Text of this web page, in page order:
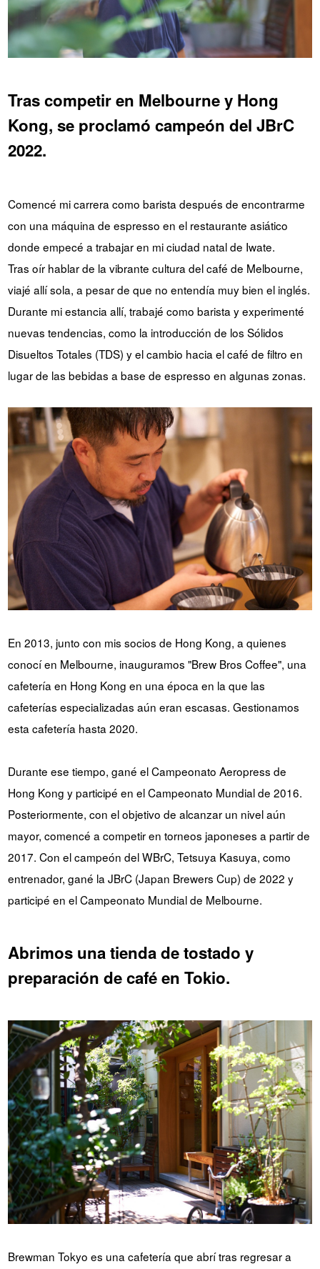
Tras competir en Melbourne y Hong
Kong, se proclamó campeón del JBrC
2022.
Comencé mi carrera como barista después de encontrarme
con una máquina de espresso en el restaurante asiático
donde empecé a trabajar en mi ciudad natal de Iwate.
Tras oír hablar de la vibrante cultura del café de Melbourne,
viajé allí sola, a pesar de que no entendía muy bien el inglés.
Durante mi estancia allí, trabajé como barista y experimenté
nuevas tendencias, como la introducción de los Sólidos
Disueltos Totales (TDS) y el cambio hacia el café de filtro en
lugar de las bebidas a base de espresso en algunas zonas.
En 2013, junto con mis socios de Hong Kong, a quienes
conocí en Melbourne, inauguramos "Brew Bros Coffee", una
cafetería en Hong Kong en una época en la que las
cafeterías especializadas aún eran escasas. Gestionamos
esta cafetería hasta 2020.
Durante ese tiempo, gané el Campeonato Aeropress de
Hong Kong y participé en el Campeonato Mundial de 2016.
Posteriormente, con el objetivo de alcanzar un nivel aún
mayor, comencé a competir en torneos japoneses a partir de
2017. Con el campeón del WBrC, Tetsuya Kasuya, como
entrenador, gané la JBrC (Japan Brewers Cup) de 2022 y
participé en el Campeonato Mundial de Melbourne.
Abrimos una tienda de tostado y
preparación de café en Tokio.
Brewman Tokyo es una cafetería que abrí tras regresar a